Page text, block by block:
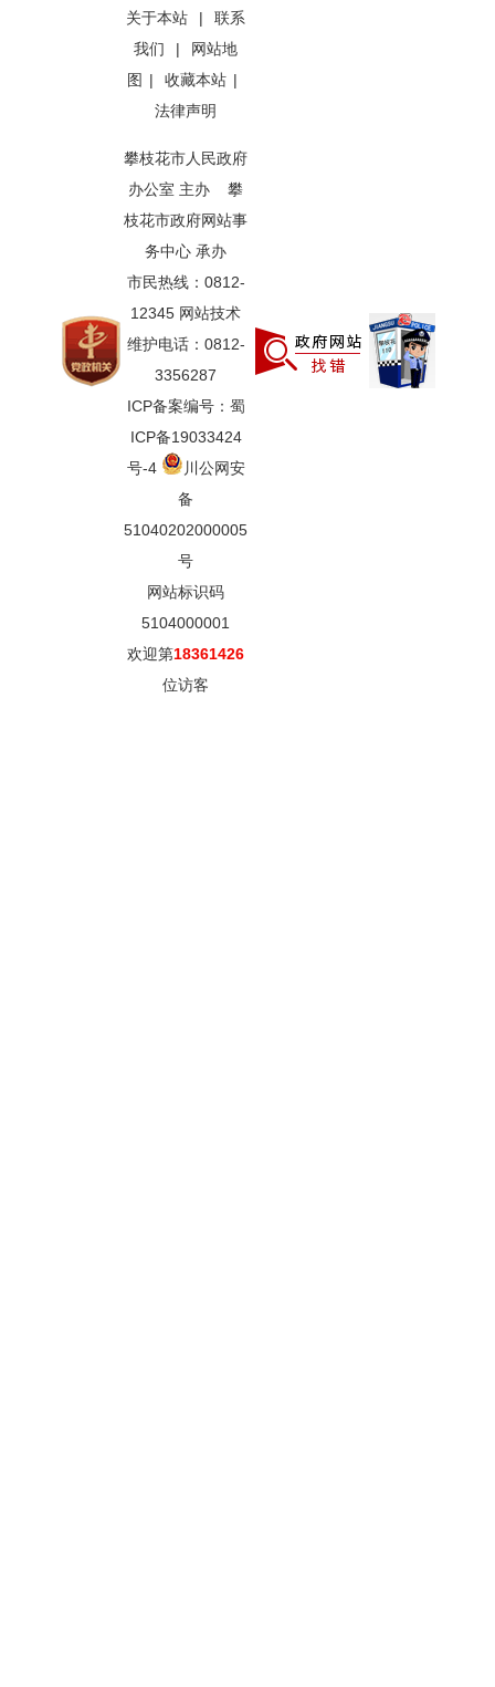
关于本站 |
联系
我们
|
网站地
图 | 收藏本站 |
法律声明
攀枝花市人民政府
办公室 主办 攀
枝花市政府网站事
务中心 承办
市民热线：0812-
12345 网站技术
维护电话：0812-
3356287
ICP备案编号：蜀
ICP备19033424
号-4
川公网安
备
51040202000005
号
网站标识码
5104000001
欢迎第18361426
位访客